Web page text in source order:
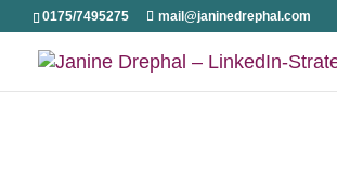
0175/7495275 mail@janinedrephal.com